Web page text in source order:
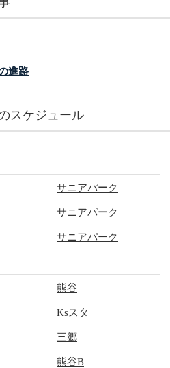
進路
スケジュール
サニアパーク
サニアパーク
サニアパーク
熊谷
Ksスタ
三郷
熊谷B